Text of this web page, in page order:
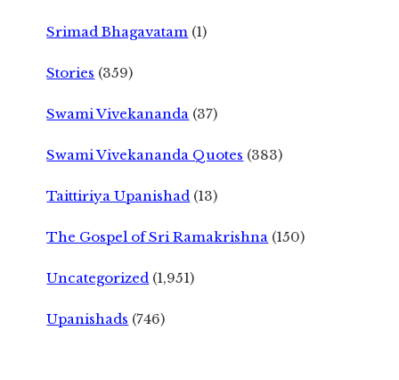
Srimad Bhagavatam (1)
Stories (359)
Swami Vivekananda (37)
Swami Vivekananda Quotes (383)
Taittiriya Upanishad (13)
The Gospel of Sri Ramakrishna (150)
Uncategorized (1,951)
Upanishads (746)